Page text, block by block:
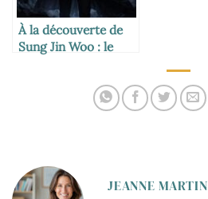
À la découverte de
Sung Jin Woo : le
JEANNE MARTIN